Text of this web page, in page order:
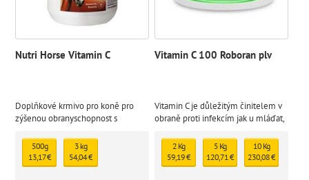
Nutri Horse Vitamin C
Doplňkové krmivo pro koně pro
zýšenou obranyschopnost s
500g
13,17 €
3 kg
54,04 €
Vitamin C 100 Roboran plv
Vitamin C je důležitým činitelem v
obraně proti infekcím jak u mláďat,
2 Kg
59,19 €
5 Kg
120,71 €
10 Kg
230,08 €